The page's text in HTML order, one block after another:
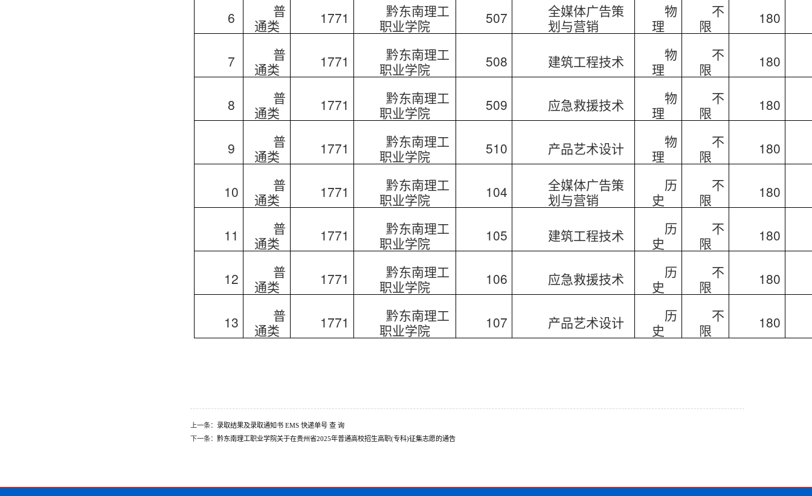
6
普
通类
1771
黔东南理工
职业学院
507
全媒体广告策
划与营销
物
理
不
限
180
7
普
通类
1771
黔东南理工
职业学院
508 建筑工程技术
物
理
不
限
180
8
普
通类
1771
黔东南理工
职业学院
509 应急救援技术
物
理
不
限
180
9
普
通类
1771
黔东南理工
职业学院
510 产品艺术设计
物
理
不
限
180
10
普
通类
1771
黔东南理工
职业学院
104
全媒体广告策
划与营销
历
史
不
限
180
11
普
通类
1771
黔东南理工
职业学院
105 建筑工程技术
历
史
不
限
180
12
普
通类
1771
黔东南理工
职业学院
106 应急救援技术
历
史
不
限
180
13
普
通类
1771
黔东南理工
职业学院
107 产品艺术设计
历
史
不
限
180
上一条： 录取结果及录取通知书 EMS 快递单号 查 询
下一条： 黔东南理工职业学院关于在贵州省2025年普通高校招生高职(专科)征集志愿的通告